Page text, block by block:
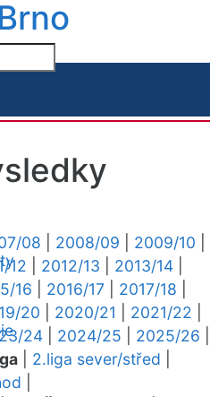
08 2008/09 2009/10
12 2012/13 2013/14
16 2016/17 2017/18
20 2020/21 2021/22
24 2024/25 2025/26
2.liga sever/střed